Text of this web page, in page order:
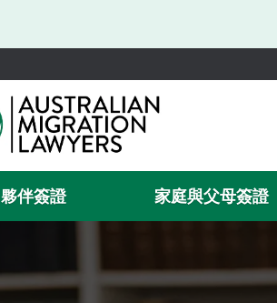
夥伴簽證 家庭與父母簽證